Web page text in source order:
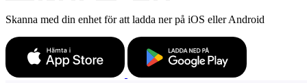
Skanna med din enhet för att ladda ner på iOS eller Android